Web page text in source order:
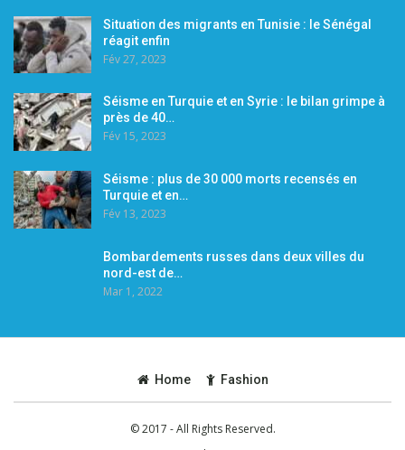
Situation des migrants en Tunisie : le Sénégal
réagit enfin
Fév 27, 2023
Séisme en Turquie et en Syrie : le bilan grimpe à
près de 40…
Fév 15, 2023
Séisme : plus de 30 000 morts recensés en
Turquie et en…
Fév 13, 2023
Bombardements russes dans deux villes du
nord-est de…
Mar 1, 2022
Home Fashion
© 2017 - All Rights Reserved.